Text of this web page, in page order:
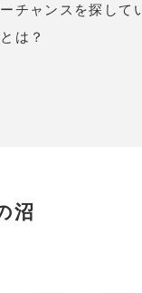
チャンスを探して
は？
沼